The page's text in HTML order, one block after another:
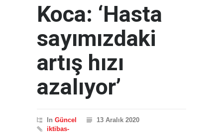
Koca: ‘Hasta
sayımızdaki
artış hızı
azalıyor’
In Güncel
13 Aralık 2020
iktibas-